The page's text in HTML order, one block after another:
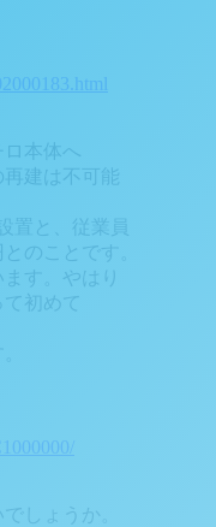
ロ本体へ
建は不可能
置と、従業員
のことです。
す。やはり
初めて
しょうか。